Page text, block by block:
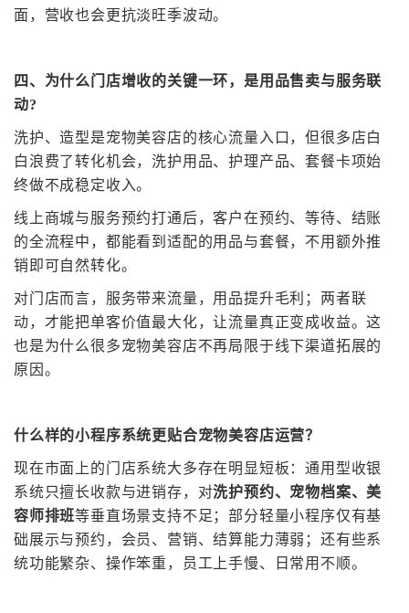
面，营收也会更抗淡旺季波动。
四、 为什么门店增收的关键一环，是用品售卖与服务联
动?
洗护、造型是宠物美容店的核心流量入口，但很多店白
白浪费了转化机会，洗护用品、护理产品、套餐卡项始
终做不成稳定收入。
线上商城与服务预约打通后，客户在预约、等待、结账
的全流程中，都能看到适配的用品与套餐，不用额外推
销即可自然转化。
对门店而言，服务带来流量，用品提升毛利；两者联
动，才能把单客价值最大化，让流量真正变成收益。这
也是为什么很多宠物美容店不再局限于线下渠道拓展的
原因。
什么样的小程序系统更贴合宠物美容店运营？
现在市面上的门店系统大多存在明显短板：通用型收银
系统只擅长收款与进销存，对洗护预约、宠物档案、美
容师排班等垂直场景支持不足；部分轻量小程序仅有基
础展示与预约，会员、营销、结算能力薄弱；还有些系
统功能繁杂、操作笨重，员工上手慢、日常用不顺。